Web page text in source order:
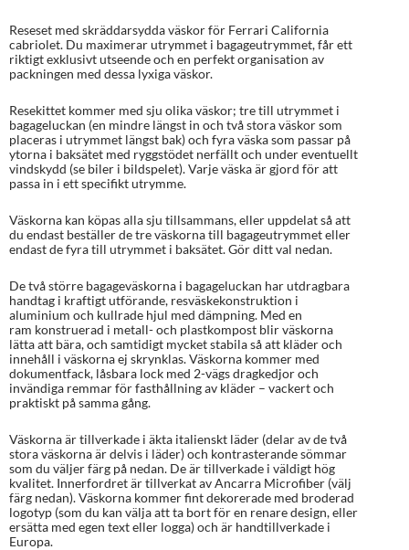
baserat på
kundrecens
ioner
Reseset med skräddarsydda väskor för Ferrari California
cabriolet. Du maximerar utrymmet i bagageutrymmet, får ett
riktigt exklusivt utseende och en perfekt organisation av
packningen med dessa lyxiga väskor.
Resekittet kommer med sju olika väskor; tre till utrymmet i
bagageluckan (en mindre längst in och två stora väskor som
placeras i utrymmet längst bak) och fyra väska som passar på
ytorna i baksätet med ryggstödet nerfällt och under eventuellt
vindskydd (se biler i bildspelet). Varje väska är gjord för att
passa in i ett specifikt utrymme.
Väskorna kan köpas alla sju tillsammans, eller uppdelat så att
du endast beställer de tre väskorna till bagageutrymmet eller
endast de fyra till utrymmet i baksätet. Gör ditt val nedan.
De två större bagageväskorna i bagageluckan har utdragbara
handtag i kraftigt utförande, resväskekonstruktion i
aluminium och kullrade hjul med dämpning. Med en
ram konstruerad i metall- och plastkompost blir väskorna
lätta att bära, och samtidigt mycket stabila så att kläder och
innehåll i väskorna ej skrynklas. Väskorna kommer med
dokumentfack, låsbara lock med 2-vägs dragkedjor och
invändiga remmar för fasthållning av kläder – vackert och
praktiskt på samma gång.
Väskorna är tillverkade i äkta italienskt läder (delar av de två
stora väskorna är delvis i läder) och kontrasterande sömmar
som du väljer färg på nedan. De är tillverkade i väldigt hög
kvalitet. Innerfordret är tillverkat av Ancarra Microfiber (välj
färg nedan). Väskorna kommer fint dekorerade med broderad
logotyp (som du kan välja att ta bort för en renare design, eller
ersätta med egen text eller logga) och är handtillverkade i
Europa.